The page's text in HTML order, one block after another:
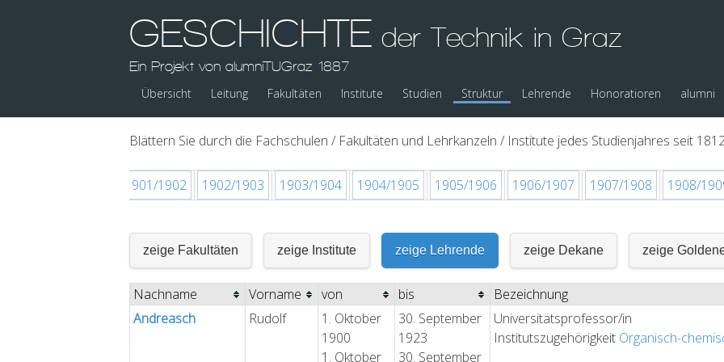
GESCHICHTE der Technik in Graz
Ein Projekt von alumniTUGraz 1887
Übersicht Leitung Fakultäten Institute Studien Struktur Lehrende Honoratioren alumni
Blättern Sie durch die Fachschulen / Fakultäten und Lehrkanzeln / Institute jedes Studienjahres seit
1901/1902 1902/1903 1903/1904 1904/1905 1905/1906 1906/1907 1907/1908 1908/
zeige Fakultäten zeige Institute zeige Lehrende zeige Dekane zeige
Nachname Vorname von bis
Bezeichnung
Andreasch
Rudolf
1. Oktober
1900
1. Oktober
30. September
1923
30. September
Universitätsprofessor/in
Institutszugehörigkeit Organisch-